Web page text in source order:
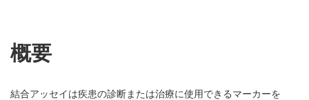
概要
結合アッセイは疾患の診断または治療に使用できるマーカーを